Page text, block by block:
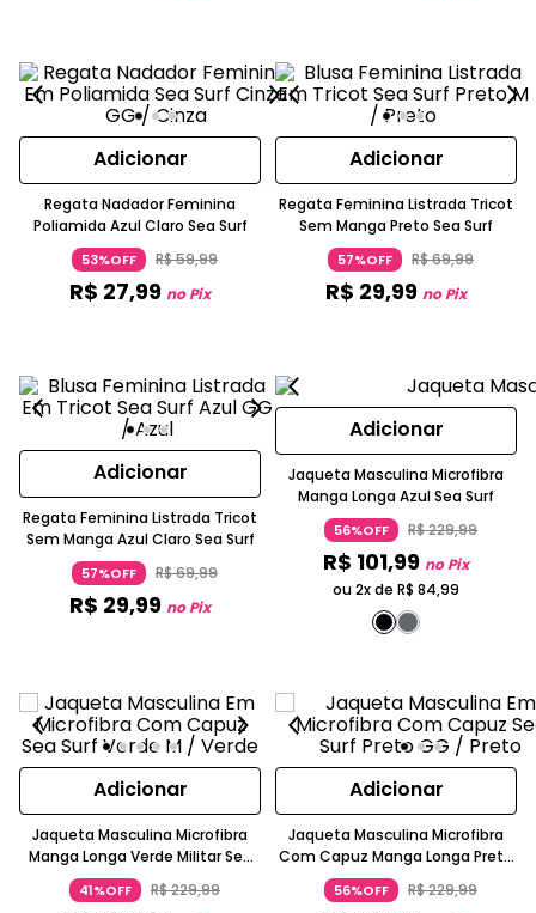
Adicionar
Regata Nadador Feminina
Poliamida Azul Claro Sea Surf
53%OFF R$59,99
R$ 27,99 no Pix
Adicionar
Regata Feminina Listrada Tricot
Sem Manga Preto Sea Surf
57%OFF R$69,99
R$ 29,99 no Pix
Adicionar
Regata Feminina Listrada Tricot
Sem Manga Azul Claro Sea Surf
57%OFF R$69,99
R$ 29,99 no Pix
Adicionar
Jaqueta Masculina Microfibra
Manga Longa Azul Sea Surf
56%OFF R$229,99
R$ 101,99 no Pix
ou 2x de R$ 84,99
Adicionar
Jaqueta Masculina Microfibra
Manga Longa Verde Militar Sea
Surf
41%OFF R$229,99
Adicionar
Jaqueta Masculina Microfibra
Com Capuz Manga Longa Preto
Sea Surf
56%OFF R$229,99